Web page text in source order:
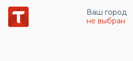
Ваш город
не выбран